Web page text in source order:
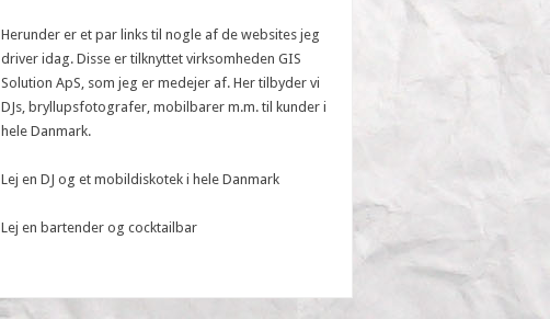
Herunder er et par links til nogle af de websites jeg
driver idag. Disse er tilknyttet virksomheden GIS
Solution ApS, som jeg er medejer af. Her tilbyder vi
DJs, bryllupsfotografer, mobilbarer m.m. til kunder i
hele Danmark.
Lej en DJ og et mobildiskotek i hele Danmark
Lej en bartender og cocktailbar